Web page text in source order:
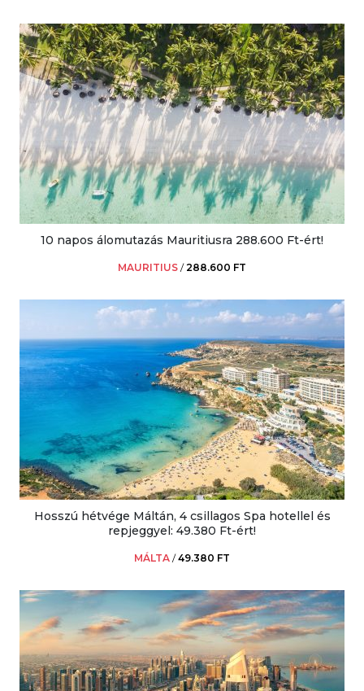
10 napos álomutazás Mauritiusra 288.600 Ft-ért!
MAURITIUS /288.600 FT
Hosszú hétvége Máltán, 4 csillagos Spa hotellel és
repjeggyel: 49.380 Ft-ért!
MÁLTA /49.380 FT